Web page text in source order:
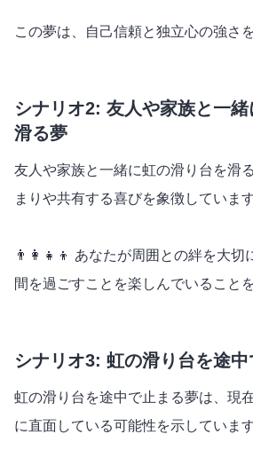
この夢は、自己信頼と独立心の強さ
シナリオ2: 友人や家族と一
滑る夢
友人や家族と一緒に虹の滑り台を滑
まりや共有する喜びを象徴しています
👨‍👩‍👧‍👦 あなたが周囲との絆を大切
間を過ごすことを楽しんでいること
シナリオ3: 虹の滑り台を途
虹の滑り台を途中で止まる夢は、現
に直面している可能性を示しています